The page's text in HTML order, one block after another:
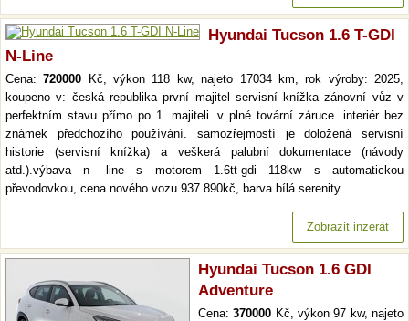
Hyundai Tucson 1.6 T-GDI
N-Line
Cena:720000 Kč, výkon 118 kw, najeto 17034 km, rok výroby: 2025,
koupeno v: česká republika první majitel servisní knížka zánovní vůz v
perfektním stavu přímo po 1. majiteli. v plné tovární záruce. interiér bez
známek předchozího používání. samozřejmostí je doložená servisní
historie (servisní knížka) a veškerá palubní dokumentace (návody
atd.).výbava n- line s motorem 1.6tt-gdi 118kw s automatickou
převodovkou, cena nového vozu 937.890kč, barva bílá serenity…
Zobrazit inzerát
Hyundai Tucson 1.6 GDI
Adventure
Cena:370000 Kč, výkon 97 kw, najeto